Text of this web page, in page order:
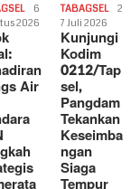
6
2026
Air
TABAGSEL
2
7 Juli 2026
Kunjungi
Kodim
0212/Tap
sel,
Pangdam
Tekankan
Keseimba
ngan
Siaga